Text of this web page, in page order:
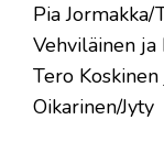
Pia Jormakka/
Vehviläinen ja
Tero
Oikarinen/Jyty